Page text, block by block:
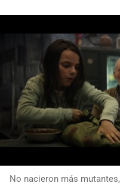
No nacieron más